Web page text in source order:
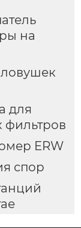
на
для
фильтров
ERW
спор